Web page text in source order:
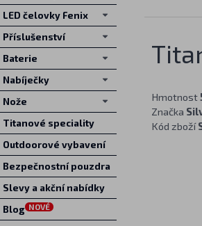
Hmotnost
Značka
Kód zboží
LED čelovky Fenix
Příslušenství
Baterie
Nabíječky
Nože
Titanové speciality
Outdoorové vybavení
Bezpečnostní pouzdra
Slevy a akční nabídky
Blog NOVÉ